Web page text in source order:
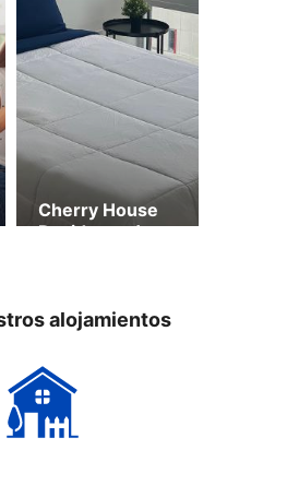
Cherry House
Residence (a
alojamientos